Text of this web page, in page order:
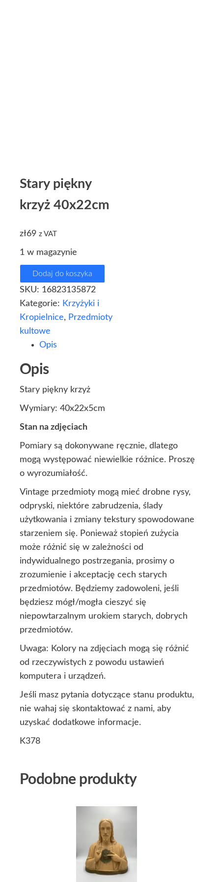
Stary piękny
krzyż 40x22cm
zł69 z VAT
1 w magazynie
Dodaj do koszyka
SKU: 16823135872
Kategorie: Krzyżyki i
Kropielnice, Przedmioty
kultowe
Opis
Opis
Stary piękny krzyż
Wymiary: 40x22x5cm
Stan na zdjęciach
Pomiary są dokonywane ręcznie, dlatego
mogą występować niewielkie różnice. Proszę
o wyrozumiałość.
Vintage przedmioty mogą mieć drobne rysy,
odpryski, niektóre zabrudzenia, ślady
użytkowania i zmiany tekstury spowodowane
starzeniem się. Ponieważ stopień zużycia
może różnić się w zależności od
indywidualnego postrzegania, prosimy o
zrozumienie i akceptację cech starych
przedmiotów. Będziemy zadowoleni, jeśli
będziesz mógł/mogła cieszyć się
niepowtarzalnym urokiem starych, dobrych
przedmiotów.
Uwaga: Kolory na zdjęciach mogą się różnić
od rzeczywistych z powodu ustawień
komputera i urządzeń.
Jeśli masz pytania dotyczące stanu produktu,
nie wahaj się skontaktować z nami, aby
uzyskać dodatkowe informacje.
K378
Podobne produkty